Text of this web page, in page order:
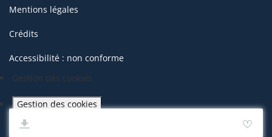
Mentions légales
Crédits
Accessibilité : non conforme
Gestion des cookies
Gestion des cookies